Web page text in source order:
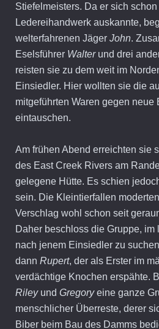
Stiefelmeisters. Da er sich
Ledereihandwerk auskannte,
welterfahrenen Jäger John.
Eselsführer Walterund drei
reisten sie zu dem weit im
Einsiedler. Hier wollten sie die
mitgeführten Waren gegen neue
eintauschen.
Am frühen Abend erreichten sie
des East Creek Rivers am
gelegene Hütte. Es schien
sein. Die Kleintierfallen
Verschlag wohl schon seit
Daher beschloss die Gruppe, im
nach jenem Einsiedler zu
dann Rupert, der als Erster im
verdächtige Knochen erspähte.
Rileyund Gregoryeine ganze
menschlicher Überreste, derer
Biber beim Bau des Damms